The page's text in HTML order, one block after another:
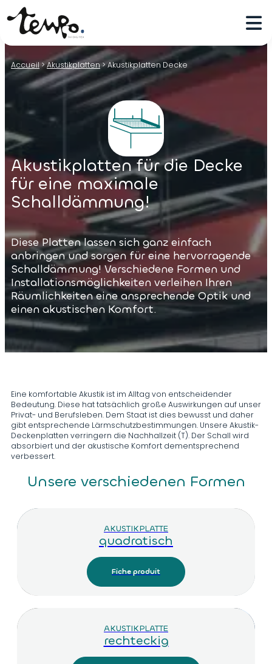
Accueil>Akustikplatten>Akustikplatten Decke
Akustikplatten für die Decke
für eine maximale
Schalldämmung!
Diese Platten lassen sich ganz einfach
anbringen und sorgen für eine hervorragende
Schalldämmung! Verschiedene Formen und
Installationsmöglichkeiten verleihen Ihren
Räumlichkeiten eine ansprechende Optik und
einen akustischen Komfort.
Eine komfortable Akustik ist im Alltag von entscheidender
Bedeutung. Diese hat tatsächlich große Auswirkungen auf unser
Privat- und Berufsleben. Dem Staat ist dies bewusst und daher
gibt entsprechende Lärmschutzbestimmungen. Unsere Akustik-
Deckenplatten verringern die Nachhallzeit (T). Der Schall wird
absorbiert und der akustische Komfort dementsprechend
verbessert.
Unsere verschiedenen Formen
AKUSTIKPLATTE
quadratisch
Fiche produit
AKUSTIKPLATTE
rechteckig